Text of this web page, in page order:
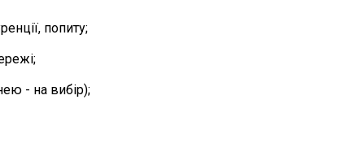
попиту;
- на вибір);